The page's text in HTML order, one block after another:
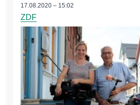
17.08.2020 – 15:02
ZDF